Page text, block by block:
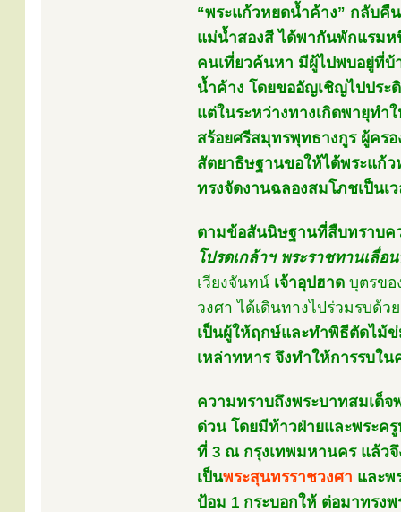
“พระแก้วหยดน้ำค้าง” กลับ
แม่น้ำสองสี ได้พากันพักแรมห
คนเที่ยวค้นหา มีผู้ไปพบอยู่ที่บ้
น้ำค้าง โดยขออัญเชิญไปประ
แต่ในระหว่างทางเกิดพายุทำ
สร้อยศรีสมุทรพุทธางกูร ผู้คร
สัตยาธิษฐานขอให้ได้พระแก้
ทรงจัดงานฉลองสมโภชเป็นเ
ตามข้อสันนิษฐานที่สืบทราบค
โปรดเกล้าฯ พระราชทานเลื่อ
เวียงจันทน์ เจ้าอุปฮาด บุตรข
วงศา ได้เดินทางไปร่วมรบด้ว
เป็นผู้ให้ฤกษ์และทำพิธีตัดไม้
เหล่าทหาร จึงทำให้การรบใ
ความทราบถึงพระบาทสมเด็จ
ด่วน โดยมีท้าวฝ่ายและพระค
ที่ 3 ณ กรุงเทพมหานคร แล้ว
เป็นพระสุนทรราชวงศา และพ
ป้อม 1 กระบอกให้ ต่อมาทรง